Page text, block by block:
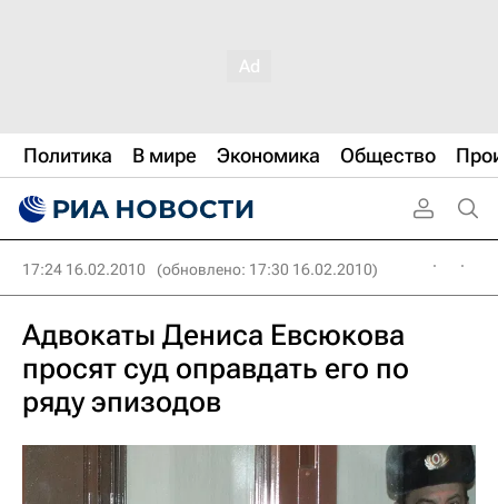
Политика В мире Экономика Общество
17:24 16.02.2010 (обновлено: 17:30 16.02.2010)
Адвокаты Дениса Евсюкова
просят суд оправдать его по
ряду эпизодов